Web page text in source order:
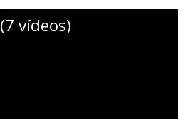
(7 vídeos)